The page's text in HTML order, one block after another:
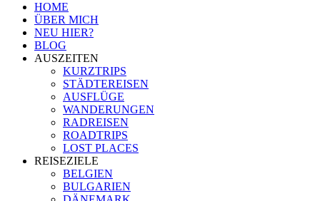
HOME
ÜBER MICH
NEU HIER?
BLOG
AUSZEITEN
KURZTRIPS
STÄDTEREISEN
AUSFLÜGE
WANDERUNGEN
RADREISEN
ROADTRIPS
LOST PLACES
REISEZIELE
BELGIEN
BULGARIEN